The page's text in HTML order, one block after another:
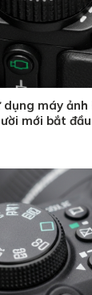
dụng máy
mới bắt đầu